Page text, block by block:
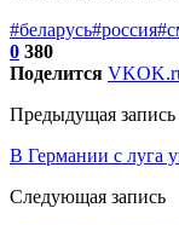
#беларусь#россия
0 380
Поделится VK
Предыдущая запись
В Германии с луга
Следующая запись